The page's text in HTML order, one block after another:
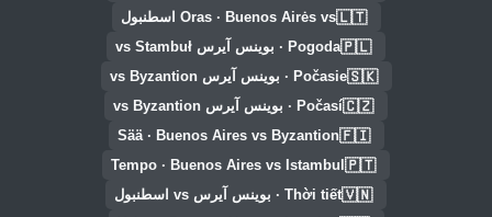
🇱🇹Oras · Buenos Airės vs اسطنبول
🇵🇱Pogoda · بوينس آيرس vs Stambuł
🇸🇰Počasie · بوينس آيرس vs Byzantion
🇨🇿Počasí · بوينس آيرس vs Byzantion
🇫🇮
Sää · Buenos Aires vs Byzantion
🇵🇹
Tempo · Buenos Aires vs Istambul
🇻🇳Thời tiết · بوينس آيرس vs اسطنبول